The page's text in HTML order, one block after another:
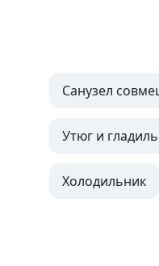
Санузел
Утюг и
Холодильник